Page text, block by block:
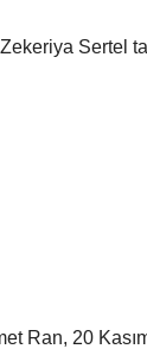
Sertel
Ran, 20